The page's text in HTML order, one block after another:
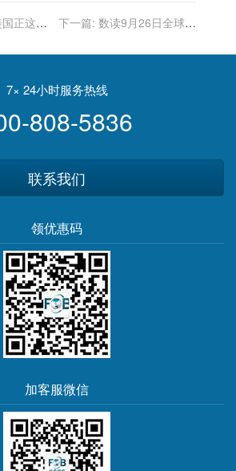
正这样
吧！
下一篇: 数读9月26日全球疫
累计逾2.3亿例 美国人滥用
7× 24小时服务热线
808-5836
联系我们
领优惠码
加客服微信